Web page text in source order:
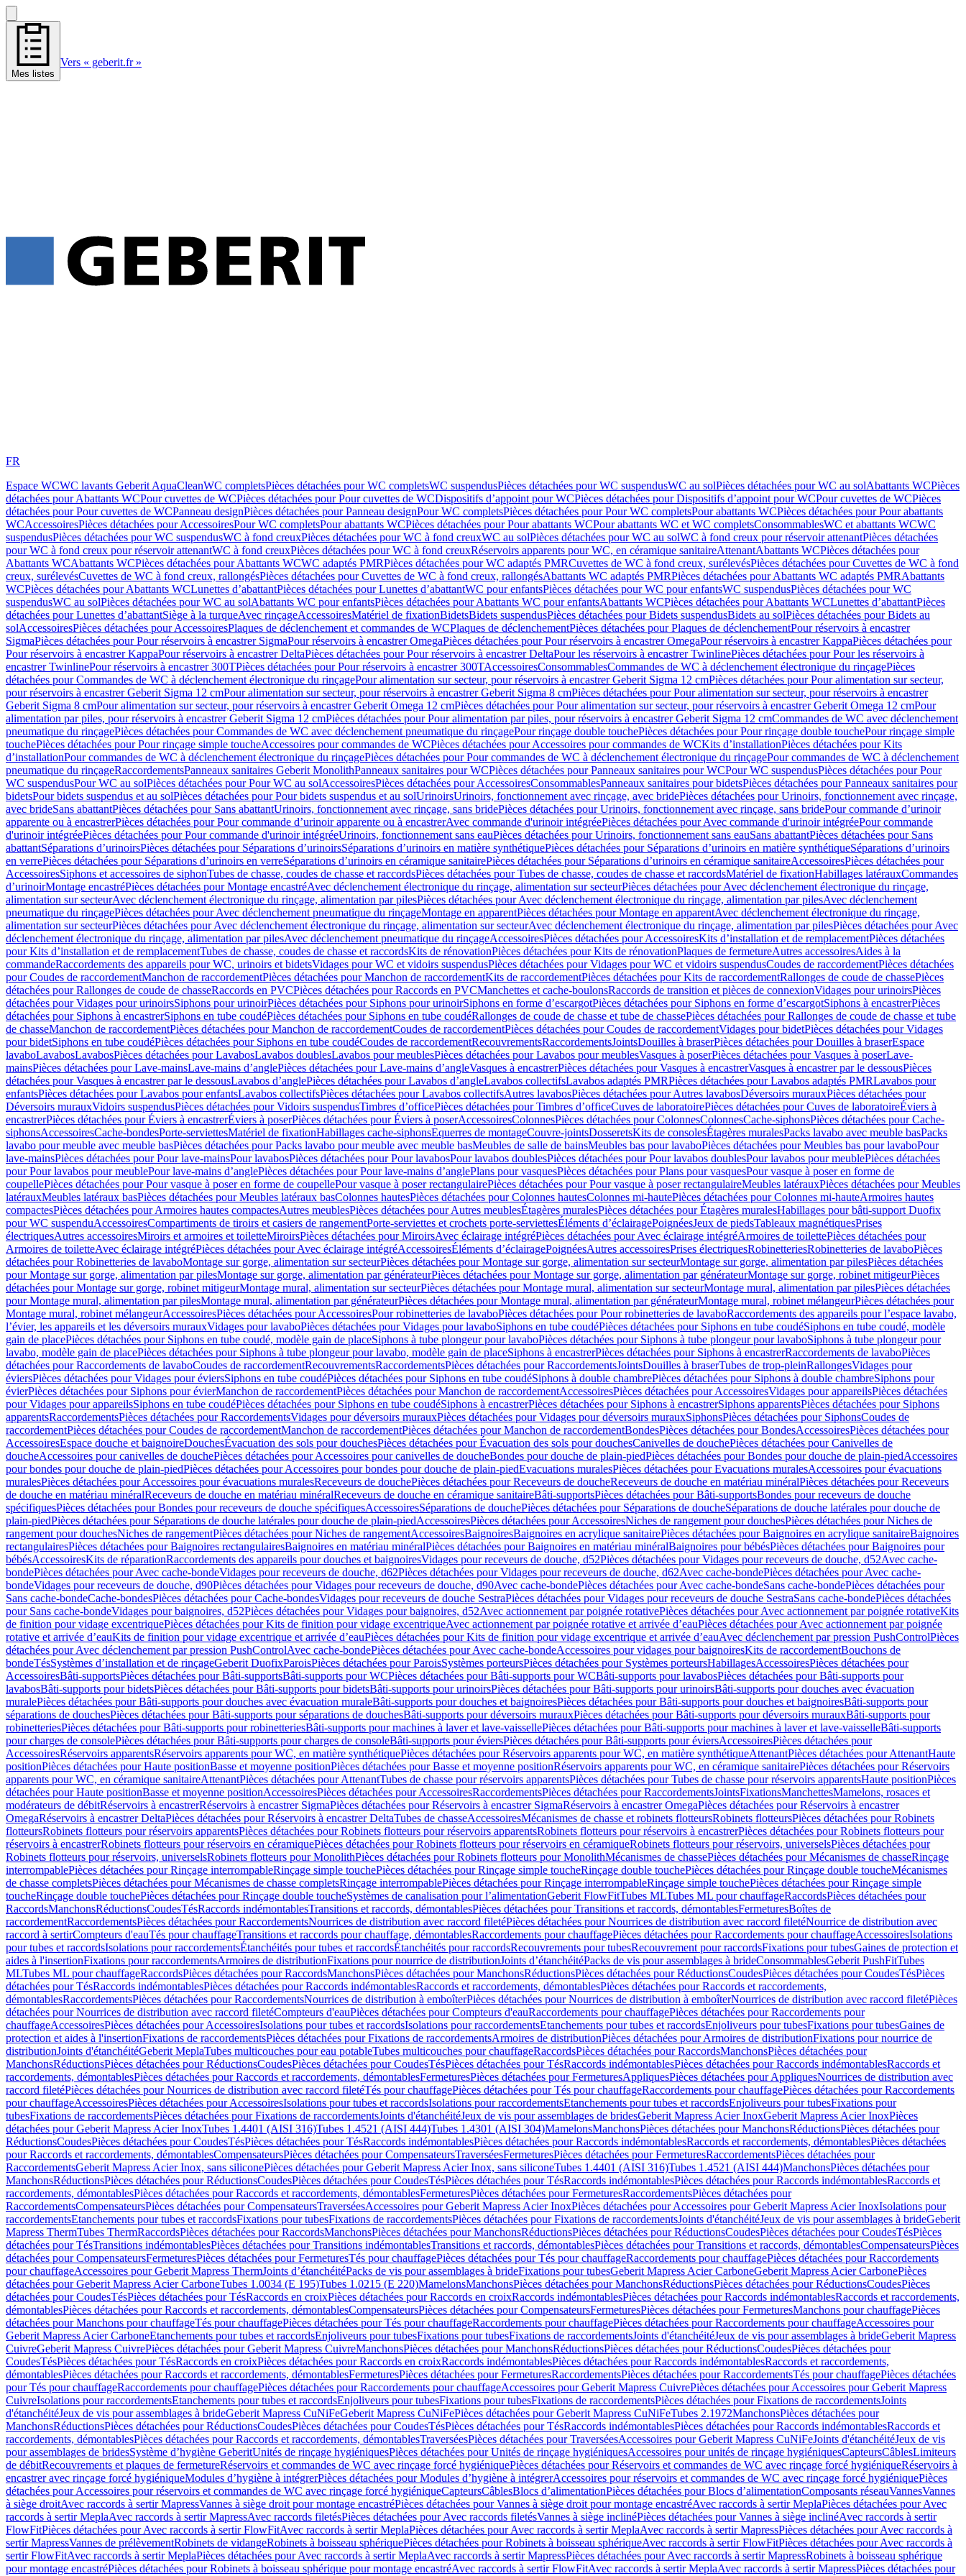
Mes listes
Vers « geberit.fr »
FR
Espace WCWC lavants Geberit AquaCleanWC completsPièces détachées pour WC completsWC suspendusPièces détachées pour WC suspendusWC au solPièces détachées pour WC au solAbattants WCPièces
détachées pour Abattants WCPour cuvettes de WCPièces détachées pour Pour cuvettes de WCDispositifs d’appoint pour WCPièces détachées pour Dispositifs d’appoint pour WCPour cuvettes de WCPièces
détachées pour Pour cuvettes de WCPanneau designPièces détachées pour Panneau designPour WC completsPièces détachées pour Pour WC completsPour abattants WCPièces détachées pour Pour abattants
WCAccessoiresPièces détachées pour AccessoiresPour WC completsPour abattants WCPièces détachées pour Pour abattants WCPour abattants WC et WC completsConsommablesWC et abattants WCWC
suspendusPièces détachées pour WC suspendusWC à fond creuxPièces détachées pour WC à fond creuxWC au solPièces détachées pour WC au solWC à fond creux pour réservoir attenantPièces détachées
pour WC à fond creux pour réservoir attenantWC à fond creuxPièces détachées pour WC à fond creuxRéservoirs apparents pour WC, en céramique sanitaireAttenantAbattants WCPièces détachées pour
Abattants WCAbattants WCPièces détachées pour Abattants WCWC adaptés PMRPièces détachées pour WC adaptés PMRCuvettes de WC à fond creux, surélevésPièces détachées pour Cuvettes de WC à fond
creux, surélevésCuvettes de WC à fond creux, rallongésPièces détachées pour Cuvettes de WC à fond creux, rallongésAbattants WC adaptés PMRPièces détachées pour Abattants WC adaptés PMRAbattants
WCPièces détachées pour Abattants WCLunettes d’abattantPièces détachées pour Lunettes d’abattantWC pour enfantsPièces détachées pour WC pour enfantsWC suspendusPièces détachées pour WC
suspendusWC au solPièces détachées pour WC au solAbattants WC pour enfantsPièces détachées pour Abattants WC pour enfantsAbattants WCPièces détachées pour Abattants WCLunettes d’abattantPièces
détachées pour Lunettes d’abattantSiège à la turqueAvec rinçageAccessoiresMatériel de fixationBidetsBidets suspendusPièces détachées pour Bidets suspendusBidets au solPièces détachées pour Bidets au
solAccessoiresPièces détachées pour AccessoiresPlaques de déclenchement et commandes de WCPlaques de déclenchementPièces détachées pour Plaques de déclenchementPour réservoirs à encastrer
SigmaPièces détachées pour Pour réservoirs à encastrer SigmaPour réservoirs à encastrer OmegaPièces détachées pour Pour réservoirs à encastrer OmegaPour réservoirs à encastrer KappaPièces détachées pour
Pour réservoirs à encastrer KappaPour réservoirs à encastrer DeltaPièces détachées pour Pour réservoirs à encastrer DeltaPour les réservoirs à encastrer TwinlinePièces détachées pour Pour les réservoirs à
encastrer TwinlinePour réservoirs à encastrer 300TPièces détachées pour Pour réservoirs à encastrer 300TAccessoiresConsommablesCommandes de WC à déclenchement électronique du rinçagePièces
détachées pour Commandes de WC à déclenchement électronique du rinçagePour alimentation sur secteur, pour réservoirs à encastrer Geberit Sigma 12 cmPièces détachées pour Pour alimentation sur secteur,
pour réservoirs à encastrer Geberit Sigma 12 cmPour alimentation sur secteur, pour réservoirs à encastrer Geberit Sigma 8 cmPièces détachées pour Pour alimentation sur secteur, pour réservoirs à encastrer
Geberit Sigma 8 cmPour alimentation sur secteur, pour réservoirs à encastrer Geberit Omega 12 cmPièces détachées pour Pour alimentation sur secteur, pour réservoirs à encastrer Geberit Omega 12 cmPour
alimentation par piles, pour réservoirs à encastrer Geberit Sigma 12 cmPièces détachées pour Pour alimentation par piles, pour réservoirs à encastrer Geberit Sigma 12 cmCommandes de WC avec déclenchement
pneumatique du rinçagePièces détachées pour Commandes de WC avec déclenchement pneumatique du rinçagePour rinçage double touchePièces détachées pour Pour rinçage double touchePour rinçage simple
touchePièces détachées pour Pour rinçage simple toucheAccessoires pour commandes de WCPièces détachées pour Accessoires pour commandes de WCKits d’installationPièces détachées pour Kits
d’installationPour commandes de WC à déclenchement électronique du rinçagePièces détachées pour Pour commandes de WC à déclenchement électronique du rinçagePour commandes de WC à déclenchement
pneumatique du rinçageRaccordementsPanneaux sanitaires Geberit MonolithPanneaux sanitaires pour WCPièces détachées pour Panneaux sanitaires pour WCPour WC suspendusPièces détachées pour Pour
WC suspendusPour WC au solPièces détachées pour Pour WC au solAccessoiresPièces détachées pour AccessoiresConsommablesPanneaux sanitaires pour bidetsPièces détachées pour Panneaux sanitaires pour
bidetsPour bidets suspendus et au solPièces détachées pour Pour bidets suspendus et au solUrinoirsUrinoirs, fonctionnement avec rinçage, avec bridePièces détachées pour Urinoirs, fonctionnement avec rinçage,
avec brideSans abattantPièces détachées pour Sans abattantUrinoirs, fonctionnement avec rinçage, sans bridePièces détachées pour Urinoirs, fonctionnement avec rinçage, sans bridePour commande d’urinoir
apparente ou à encastrerPièces détachées pour Pour commande d’urinoir apparente ou à encastrerAvec commande d'urinoir intégréePièces détachées pour Avec commande d'urinoir intégréePour commande
d'urinoir intégréePièces détachées pour Pour commande d'urinoir intégréeUrinoirs, fonctionnement sans eauPièces détachées pour Urinoirs, fonctionnement sans eauSans abattantPièces détachées pour Sans
abattantSéparations d’urinoirsPièces détachées pour Séparations d’urinoirsSéparations d’urinoirs en matière synthétiquePièces détachées pour Séparations d’urinoirs en matière synthétiqueSéparations d’urinoirs
en verrePièces détachées pour Séparations d’urinoirs en verreSéparations d’urinoirs en céramique sanitairePièces détachées pour Séparations d’urinoirs en céramique sanitaireAccessoiresPièces détachées pour
AccessoiresSiphons et accessoires de siphonTubes de chasse, coudes de chasse et raccordsPièces détachées pour Tubes de chasse, coudes de chasse et raccordsMatériel de fixationHabillages latérauxCommandes
dʼurinoirMontage encastréPièces détachées pour Montage encastréAvec déclenchement électronique du rinçage, alimentation sur secteurPièces détachées pour Avec déclenchement électronique du rinçage,
alimentation sur secteurAvec déclenchement électronique du rinçage, alimentation par pilesPièces détachées pour Avec déclenchement électronique du rinçage, alimentation par pilesAvec déclenchement
pneumatique du rinçagePièces détachées pour Avec déclenchement pneumatique du rinçageMontage en apparentPièces détachées pour Montage en apparentAvec déclenchement électronique du rinçage,
alimentation sur secteurPièces détachées pour Avec déclenchement électronique du rinçage, alimentation sur secteurAvec déclenchement électronique du rinçage, alimentation par pilesPièces détachées pour Avec
déclenchement électronique du rinçage, alimentation par pilesAvec déclenchement pneumatique du rinçageAccessoiresPièces détachées pour AccessoiresKits d’installation et de remplacementPièces détachées
pour Kits d’installation et de remplacementTubes de chasse, coudes de chasse et raccordsKits de rénovationPièces détachées pour Kits de rénovationPlaques de fermetureAutres accessoiresAides à la
commandeRaccordements des appareils pour WC, urinoirs et bidetsVidages pour WC et vidoirs suspendusPièces détachées pour Vidages pour WC et vidoirs suspendusCoudes de raccordementPièces détachées
pour Coudes de raccordementManchon de raccordementPièces détachées pour Manchon de raccordementKits de raccordementPièces détachées pour Kits de raccordementRallonges de coude de chassePièces
détachées pour Rallonges de coude de chasseRaccords en PVCPièces détachées pour Raccords en PVCManchettes et cache-boulonsRaccords de transition et pièces de connexionVidages pour urinoirsPièces
détachées pour Vidages pour urinoirsSiphons pour urinoirPièces détachées pour Siphons pour urinoirSiphons en forme d’escargotPièces détachées pour Siphons en forme d’escargotSiphons à encastrerPièces
détachées pour Siphons à encastrerSiphons en tube coudéPièces détachées pour Siphons en tube coudéRallonges de coude de chasse et tube de chassePièces détachées pour Rallonges de coude de chasse et tube
de chasseManchon de raccordementPièces détachées pour Manchon de raccordementCoudes de raccordementPièces détachées pour Coudes de raccordementVidages pour bidetPièces détachées pour Vidages
pour bidetSiphons en tube coudéPièces détachées pour Siphons en tube coudéCoudes de raccordementRecouvrementsRaccordementsJointsDouilles à braserPièces détachées pour Douilles à braserEspace
lavaboLavabosLavabosPièces détachées pour LavabosLavabos doublesLavabos pour meublesPièces détachées pour Lavabos pour meublesVasques à poserPièces détachées pour Vasques à poserLave-
mainsPièces détachées pour Lave-mainsLave-mains d’anglePièces détachées pour Lave-mains d’angleVasques à encastrerPièces détachées pour Vasques à encastrerVasques à encastrer par le dessousPièces
détachées pour Vasques à encastrer par le dessousLavabos d’anglePièces détachées pour Lavabos d’angleLavabos collectifsLavabos adaptés PMRPièces détachées pour Lavabos adaptés PMRLavabos pour
enfantsPièces détachées pour Lavabos pour enfantsLavabos collectifsPièces détachées pour Lavabos collectifsAutres lavabosPièces détachées pour Autres lavabosDéversoirs murauxPièces détachées pour
Déversoirs murauxVidoirs suspendusPièces détachées pour Vidoirs suspendusTimbres dʼofficePièces détachées pour Timbres dʼofficeCuves de laboratoirePièces détachées pour Cuves de laboratoireÉviers à
encastrerPièces détachées pour Éviers à encastrerÉviers à poserPièces détachées pour Éviers à poserAccessoiresColonnesPièces détachées pour ColonnesColonnesCache-siphonsPièces détachées pour Cache-
siphonsAccessoiresCache-bondesPorte-serviettesMatériel de fixationHabillages cache-siphonsEquerres de montageCouvre-jointsDosseretsKits de consolesÉtagères muralesPacks lavabo avec meuble basPacks
lavabo pour meuble avec meuble basPièces détachées pour Packs lavabo pour meuble avec meuble basMeubles de salle de bainsMeubles bas pour lavaboPièces détachées pour Meubles bas pour lavaboPour
lave-mainsPièces détachées pour Pour lave-mainsPour lavabosPièces détachées pour Pour lavabosPour lavabos doublesPièces détachées pour Pour lavabos doublesPour lavabos pour meublePièces détachées
pour Pour lavabos pour meublePour lave-mains d’anglePièces détachées pour Pour lave-mains d’anglePlans pour vasquesPièces détachées pour Plans pour vasquesPour vasque à poser en forme de
coupellePièces détachées pour Pour vasque à poser en forme de coupellePour vasque à poser rectangulairePièces détachées pour Pour vasque à poser rectangulaireMeubles latérauxPièces détachées pour Meubles
latérauxMeubles latéraux basPièces détachées pour Meubles latéraux basColonnes hautesPièces détachées pour Colonnes hautesColonnes mi-hautePièces détachées pour Colonnes mi-hauteArmoires hautes
compactesPièces détachées pour Armoires hautes compactesAutres meublesPièces détachées pour Autres meublesÉtagères muralesPièces détachées pour Étagères muralesHabillages pour bâti-support Duofix
pour WC suspenduAccessoiresCompartiments de tiroirs et casiers de rangementPorte-serviettes et crochets porte-serviettesÉléments d’éclairagePoignéesJeux de piedsTableaux magnétiquesPrises
électriquesAutres accessoiresMiroirs et armoires et toiletteMiroirsPièces détachées pour MiroirsAvec éclairage intégréPièces détachées pour Avec éclairage intégréArmoires de toilettePièces détachées pour
Armoires de toiletteAvec éclairage intégréPièces détachées pour Avec éclairage intégréAccessoiresÉléments d’éclairagePoignéesAutres accessoiresPrises électriquesRobinetteriesRobinetteries de lavaboPièces
détachées pour Robinetteries de lavaboMontage sur gorge, alimentation sur secteurPièces détachées pour Montage sur gorge, alimentation sur secteurMontage sur gorge, alimentation par pilesPièces détachées
pour Montage sur gorge, alimentation par pilesMontage sur gorge, alimentation par générateurPièces détachées pour Montage sur gorge, alimentation par générateurMontage sur gorge, robinet mitigeurPièces
détachées pour Montage sur gorge, robinet mitigeurMontage mural, alimentation sur secteurPièces détachées pour Montage mural, alimentation sur secteurMontage mural, alimentation par pilesPièces détachées
pour Montage mural, alimentation par pilesMontage mural, alimentation par générateurPièces détachées pour Montage mural, alimentation par générateurMontage mural, robinet mélangeurPièces détachées pour
Montage mural, robinet mélangeurAccessoiresPièces détachées pour AccessoiresPour robinetteries de lavaboPièces détachées pour Pour robinetteries de lavaboRaccordements des appareils pour l’espace lavabo,
l’évier, les appareils et les déversoirs murauxVidages pour lavaboPièces détachées pour Vidages pour lavaboSiphons en tube coudéPièces détachées pour Siphons en tube coudéSiphons en tube coudé, modèle
gain de placePièces détachées pour Siphons en tube coudé, modèle gain de placeSiphons à tube plongeur pour lavaboPièces détachées pour Siphons à tube plongeur pour lavaboSiphons à tube plongeur pour
lavabo, modèle gain de placePièces détachées pour Siphons à tube plongeur pour lavabo, modèle gain de placeSiphons à encastrerPièces détachées pour Siphons à encastrerRaccordements de lavaboPièces
détachées pour Raccordements de lavaboCoudes de raccordementRecouvrementsRaccordementsPièces détachées pour RaccordementsJointsDouilles à braserTubes de trop-pleinRallongesVidages pour
éviersPièces détachées pour Vidages pour éviersSiphons en tube coudéPièces détachées pour Siphons en tube coudéSiphons à double chambrePièces détachées pour Siphons à double chambreSiphons pour
évierPièces détachées pour Siphons pour évierManchon de raccordementPièces détachées pour Manchon de raccordementAccessoiresPièces détachées pour AccessoiresVidages pour appareilsPièces détachées
pour Vidages pour appareilsSiphons en tube coudéPièces détachées pour Siphons en tube coudéSiphons à encastrerPièces détachées pour Siphons à encastrerSiphons apparentsPièces détachées pour Siphons
apparentsRaccordementsPièces détachées pour RaccordementsVidages pour déversoirs murauxPièces détachées pour Vidages pour déversoirs murauxSiphonsPièces détachées pour SiphonsCoudes de
raccordementPièces détachées pour Coudes de raccordementManchon de raccordementPièces détachées pour Manchon de raccordementBondesPièces détachées pour BondesAccessoiresPièces détachées pour
AccessoiresEspace douche et baignoireDouchesÉvacuation des sols pour douchesPièces détachées pour Évacuation des sols pour douchesCanivelles de douchePièces détachées pour Canivelles de
doucheAccessoires pour canivelles de douchePièces détachées pour Accessoires pour canivelles de doucheBondes pour douche de plain-piedPièces détachées pour Bondes pour douche de plain-piedAccessoires
pour bondes pour douche de plain-piedPièces détachées pour Accessoires pour bondes pour douche de plain-piedEvacuations muralesPièces détachées pour Evacuations muralesAccessoires pour évacuations
muralesPièces détachées pour Accessoires pour évacuations muralesReceveurs de douchePièces détachées pour Receveurs de doucheReceveurs de douche en matériau minéralPièces détachées pour Receveurs
de douche en matériau minéralReceveurs de douche en matériau minéralReceveurs de douche en céramique sanitaireBâti-supportsPièces détachées pour Bâti-supportsBondes pour receveurs de douche
spécifiquesPièces détachées pour Bondes pour receveurs de douche spécifiquesAccessoiresSéparations de douchePièces détachées pour Séparations de doucheSéparations de douche latérales pour douche de
plain-piedPièces détachées pour Séparations de douche latérales pour douche de plain-piedAccessoiresPièces détachées pour AccessoiresNiches de rangement pour douchesPièces détachées pour Niches de
rangement pour douchesNiches de rangementPièces détachées pour Niches de rangementAccessoiresBaignoiresBaignoires en acrylique sanitairePièces détachées pour Baignoires en acrylique sanitaireBaignoires
rectangulairesPièces détachées pour Baignoires rectangulairesBaignoires en matériau minéralPièces détachées pour Baignoires en matériau minéralBaignoires pour bébésPièces détachées pour Baignoires pour
bébésAccessoiresKits de réparationRaccordements des appareils pour douches et baignoiresVidages pour receveurs de douche, d52Pièces détachées pour Vidages pour receveurs de douche, d52Avec cache-
bondePièces détachées pour Avec cache-bondeVidages pour receveurs de douche, d62Pièces détachées pour Vidages pour receveurs de douche, d62Avec cache-bondePièces détachées pour Avec cache-
bondeVidages pour receveurs de douche, d90Pièces détachées pour Vidages pour receveurs de douche, d90Avec cache-bondePièces détachées pour Avec cache-bondeSans cache-bondePièces détachées pour
Sans cache-bondeCache-bondesPièces détachées pour Cache-bondesVidages pour receveurs de douche SestraPièces détachées pour Vidages pour receveurs de douche SestraSans cache-bondePièces détachées
pour Sans cache-bondeVidages pour baignoires, d52Pièces détachées pour Vidages pour baignoires, d52Avec actionnement par poignée rotativePièces détachées pour Avec actionnement par poignée rotativeKits
de finition pour vidage excentriquePièces détachées pour Kits de finition pour vidage excentriqueAvec actionnement par poignée rotative et arrivée d’eauPièces détachées pour Avec actionnement par poignée
rotative et arrivée d’eauKits de finition pour vidage excentrique et arrivée d’eauPièces détachées pour Kits de finition pour vidage excentrique et arrivée d’eauAvec déclenchement par pression PushControlPièces
détachées pour Avec déclenchement par pression PushControlAvec cache-bondePièces détachées pour Avec cache-bondeAccessoires pour vidages pour baignoiresKits de raccordementBouchons de
bondeTésSystèmes d’installation et de rinçageGeberit DuofixParoisPièces détachées pour ParoisSystèmes porteursPièces détachées pour Systèmes porteursHabillagesAccessoiresPièces détachées pour
AccessoiresBâti-supportsPièces détachées pour Bâti-supportsBâti-supports pour WCPièces détachées pour Bâti-supports pour WCBâti-supports pour lavabosPièces détachées pour Bâti-supports pour
lavabosBâti-supports pour bidetsPièces détachées pour Bâti-supports pour bidetsBâti-supports pour urinoirsPièces détachées pour Bâti-supports pour urinoirsBâti-supports pour douches avec évacuation
muralePièces détachées pour Bâti-supports pour douches avec évacuation muraleBâti-supports pour douches et baignoiresPièces détachées pour Bâti-supports pour douches et baignoiresBâti-supports pour
séparations de douchesPièces détachées pour Bâti-supports pour séparations de douchesBâti-supports pour déversoirs murauxPièces détachées pour Bâti-supports pour déversoirs murauxBâti-supports pour
robinetteriesPièces détachées pour Bâti-supports pour robinetteriesBâti-supports pour machines à laver et lave-vaissellePièces détachées pour Bâti-supports pour machines à laver et lave-vaisselleBâti-supports
pour charges de consolePièces détachées pour Bâti-supports pour charges de consoleBâti-supports pour éviersPièces détachées pour Bâti-supports pour éviersAccessoiresPièces détachées pour
AccessoiresRéservoirs apparentsRéservoirs apparents pour WC, en matière synthétiquePièces détachées pour Réservoirs apparents pour WC, en matière synthétiqueAttenantPièces détachées pour AttenantHaute
positionPièces détachées pour Haute positionBasse et moyenne positionPièces détachées pour Basse et moyenne positionRéservoirs apparents pour WC, en céramique sanitairePièces détachées pour Réservoirs
apparents pour WC, en céramique sanitaireAttenantPièces détachées pour AttenantTubes de chasse pour réservoirs apparentsPièces détachées pour Tubes de chasse pour réservoirs apparentsHaute positionPièces
détachées pour Haute positionBasse et moyenne positionAccessoiresPièces détachées pour AccessoiresRaccordementsPièces détachées pour RaccordementsJointsFixationsManchettesMamelons, rosaces et
modérateurs de débitRéservoirs à encastrerRéservoirs à encastrer SigmaPièces détachées pour Réservoirs à encastrer SigmaRéservoirs à encastrer OmegaPièces détachées pour Réservoirs à encastrer
OmegaRéservoirs à encastrer DeltaPièces détachées pour Réservoirs à encastrer DeltaTubes de chasseAccessoiresMécanismes de chasse et robinets flotteursRobinets flotteursPièces détachées pour Robinets
flotteursRobinets flotteurs pour réservoirs apparentsPièces détachées pour Robinets flotteurs pour réservoirs apparentsRobinets flotteurs pour réservoirs à encastrerPièces détachées pour Robinets flotteurs pour
réservoirs à encastrerRobinets flotteurs pour réservoirs en céramiquePièces détachées pour Robinets flotteurs pour réservoirs en céramiqueRobinets flotteurs pour réservoirs, universelsPièces détachées pour
Robinets flotteurs pour réservoirs, universelsRobinets flotteurs pour MonolithPièces détachées pour Robinets flotteurs pour MonolithMécanismes de chassePièces détachées pour Mécanismes de chasseRinçage
interrompablePièces détachées pour Rinçage interrompableRinçage simple touchePièces détachées pour Rinçage simple toucheRinçage double touchePièces détachées pour Rinçage double toucheMécanismes
de chasse completsPièces détachées pour Mécanismes de chasse completsRinçage interrompablePièces détachées pour Rinçage interrompableRinçage simple touchePièces détachées pour Rinçage simple
toucheRinçage double touchePièces détachées pour Rinçage double toucheSystèmes de canalisation pour l’alimentationGeberit FlowFitTubes MLTubes ML pour chauffageRaccordsPièces détachées pour
RaccordsManchonsRéductionsCoudesTésRaccords indémontablesTransitions et raccords, démontablesPièces détachées pour Transitions et raccords, démontablesFermeturesBoîtes de
raccordementRaccordementsPièces détachées pour RaccordementsNourrices de distribution avec raccord filetéPièces détachées pour Nourrices de distribution avec raccord filetéNourrice de distribution avec
raccord à sertirCompteurs d'eauTés pour chauffageTransitions et raccords pour chauffage, démontablesRaccordements pour chauffagePièces détachées pour Raccordements pour chauffageAccessoiresIsolations
pour tubes et raccordsIsolations pour raccordementsÉtanchéités pour tubes et raccordsÉtanchéités pour raccordsRecouvrements pour tubesRecouvrement pour raccordsFixations pour tubesGaines de protection et
aides à l'insertionFixations pour raccordementsArmoires de distributionFixations pour nourrice de distributionJoints d’étanchéitéPacks de vis pour assemblages à brideConsommablesGeberit PushFitTubes
MLTubes ML pour chauffageRaccordsPièces détachées pour RaccordsManchonsPièces détachées pour ManchonsRéductionsPièces détachées pour RéductionsCoudesPièces détachées pour CoudesTésPièces
détachées pour TésRaccords indémontablesPièces détachées pour Raccords indémontablesRaccords et raccordements, démontablesPièces détachées pour Raccords et raccordements,
démontablesRaccordementsPièces détachées pour RaccordementsNourrices de distribution à emboîterPièces détachées pour Nourrices de distribution à emboîterNourrices de distribution avec raccord filetéPièces
détachées pour Nourrices de distribution avec raccord filetéCompteurs d'eauPièces détachées pour Compteurs d'eauRaccordements pour chauffagePièces détachées pour Raccordements pour
chauffageAccessoiresPièces détachées pour AccessoiresIsolations pour tubes et raccordsIsolations pour raccordementsEtanchements pour tubes et raccordsEnjoliveurs pour tubesFixations pour tubesGaines de
protection et aides à l'insertionFixations de raccordementsPièces détachées pour Fixations de raccordementsArmoires de distributionPièces détachées pour Armoires de distributionFixations pour nourrice de
distributionJoints d'étanchéitéGeberit MeplaTubes multicouches pour eau potableTubes multicouches pour chauffageRaccordsPièces détachées pour RaccordsManchonsPièces détachées pour
ManchonsRéductionsPièces détachées pour RéductionsCoudesPièces détachées pour CoudesTésPièces détachées pour TésRaccords indémontablesPièces détachées pour Raccords indémontablesRaccords et
raccordements, démontablesPièces détachées pour Raccords et raccordements, démontablesFermeturesPièces détachées pour FermeturesAppliquesPièces détachées pour AppliquesNourrices de distribution avec
raccord filetéPièces détachées pour Nourrices de distribution avec raccord filetéTés pour chauffagePièces détachées pour Tés pour chauffageRaccordements pour chauffagePièces détachées pour Raccordements
pour chauffageAccessoiresPièces détachées pour AccessoiresIsolations pour tubes et raccordsIsolations pour raccordementsEtanchements pour tubes et raccordsEnjoliveurs pour tubesFixations pour
tubesFixations de raccordementsPièces détachées pour Fixations de raccordementsJoints d'étanchéitéJeux de vis pour assemblages de bridesGeberit Mapress Acier InoxGeberit Mapress Acier InoxPièces
détachées pour Geberit Mapress Acier InoxTubes 1.4401 (AISI 316)Tubes 1.4521 (AISI 444)Tubes 1.4301 (AISI 304)MamelonsManchonsPièces détachées pour ManchonsRéductionsPièces détachées pour
RéductionsCoudesPièces détachées pour CoudesTésPièces détachées pour TésRaccords indémontablesPièces détachées pour Raccords indémontablesRaccords et raccordements, démontablesPièces détachées
pour Raccords et raccordements, démontablesCompensateursPièces détachées pour CompensateursTraverséesFermeturesPièces détachées pour FermeturesRaccordementsPièces détachées pour
RaccordementsGeberit Mapress Acier Inox, sans siliconePièces détachées pour Geberit Mapress Acier Inox, sans siliconeTubes 1.4401 (AISI 316)Tubes 1.4521 (AISI 444)ManchonsPièces détachées pour
ManchonsRéductionsPièces détachées pour RéductionsCoudesPièces détachées pour CoudesTésPièces détachées pour TésRaccords indémontablesPièces détachées pour Raccords indémontablesRaccords et
raccordements, démontablesPièces détachées pour Raccords et raccordements, démontablesFermeturesPièces détachées pour FermeturesRaccordementsPièces détachées pour
RaccordementsCompensateursPièces détachées pour CompensateursTraverséesAccessoires pour Geberit Mapress Acier InoxPièces détachées pour Accessoires pour Geberit Mapress Acier InoxIsolations pour
raccordementsEtanchements pour tubes et raccordsFixations pour tubesFixations de raccordementsPièces détachées pour Fixations de raccordementsJoints d'étanchéitéJeux de vis pour assemblages à brideGeberit
Mapress ThermTubes ThermRaccordsPièces détachées pour RaccordsManchonsPièces détachées pour ManchonsRéductionsPièces détachées pour RéductionsCoudesPièces détachées pour CoudesTésPièces
détachées pour TésTransitions indémontablesPièces détachées pour Transitions indémontablesTransitions et raccords, démontablesPièces détachées pour Transitions et raccords, démontablesCompensateursPièces
détachées pour CompensateursFermeturesPièces détachées pour FermeturesTés pour chauffagePièces détachées pour Tés pour chauffageRaccordements pour chauffagePièces détachées pour Raccordements
pour chauffageAccessoires pour Geberit Mapress ThermJoints d’étanchéitéPacks de vis pour assemblages à brideFixations pour tubesGeberit Mapress Acier CarboneGeberit Mapress Acier CarbonePièces
détachées pour Geberit Mapress Acier CarboneTubes 1.0034 (E 195)Tubes 1.0215 (E 220)MamelonsManchonsPièces détachées pour ManchonsRéductionsPièces détachées pour RéductionsCoudesPièces
détachées pour CoudesTésPièces détachées pour TésRaccords en croixPièces détachées pour Raccords en croixRaccords indémontablesPièces détachées pour Raccords indémontablesRaccords et raccordements,
démontablesPièces détachées pour Raccords et raccordements, démontablesCompensateursPièces détachées pour CompensateursFermeturesPièces détachées pour FermeturesManchons pour chauffagePièces
détachées pour Manchons pour chauffageTés pour chauffagePièces détachées pour Tés pour chauffageRaccordements pour chauffagePièces détachées pour Raccordements pour chauffageAccessoires pour
Geberit Mapress Acier CarboneEtanchements pour tubes et raccordsEnjoliveurs pour tubesFixations pour tubesFixations de raccordementsJoints d'étanchéitéJeux de vis pour assemblages à brideGeberit Mapress
CuivreGeberit Mapress CuivrePièces détachées pour Geberit Mapress CuivreManchonsPièces détachées pour ManchonsRéductionsPièces détachées pour RéductionsCoudesPièces détachées pour
CoudesTésPièces détachées pour TésRaccords en croixPièces détachées pour Raccords en croixRaccords indémontablesPièces détachées pour Raccords indémontablesRaccords et raccordements,
démontablesPièces détachées pour Raccords et raccordements, démontablesFermeturesPièces détachées pour FermeturesRaccordementsPièces détachées pour RaccordementsTés pour chauffagePièces détachées
pour Tés pour chauffageRaccordements pour chauffagePièces détachées pour Raccordements pour chauffageAccessoires pour Geberit Mapress CuivrePièces détachées pour Accessoires pour Geberit Mapress
CuivreIsolations pour raccordementsEtanchements pour tubes et raccordsEnjoliveurs pour tubesFixations pour tubesFixations de raccordementsPièces détachées pour Fixations de raccordementsJoints
d'étanchéitéJeux de vis pour assemblages à brideGeberit Mapress CuNiFeGeberit Mapress CuNiFePièces détachées pour Geberit Mapress CuNiFeTubes 2.1972ManchonsPièces détachées pour
ManchonsRéductionsPièces détachées pour RéductionsCoudesPièces détachées pour CoudesTésPièces détachées pour TésRaccords indémontablesPièces détachées pour Raccords indémontablesRaccords et
raccordements, démontablesPièces détachées pour Raccords et raccordements, démontablesTraverséesPièces détachées pour TraverséesAccessoires pour Geberit Mapress CuNiFeJoints d'étanchéitéJeux de vis
pour assemblages de bridesSystème d’hygiène GeberitUnités de rinçage hygiéniquesPièces détachées pour Unités de rinçage hygiéniquesAccessoires pour unités de rinçage hygiéniquesCapteursCâblesLimiteurs
de débitRecouvrements et plaques de fermetureRéservoirs et commandes de WC avec rinçage forcé hygiéniquePièces détachées pour Réservoirs et commandes de WC avec rinçage forcé hygiéniqueRéservoirs à
encastrer avec rinçage forcé hygiéniqueModules d’hygiène à intégrerPièces détachées pour Modules d’hygiène à intégrerAccessoires pour réservoirs et commandes de WC avec rinçage forcé hygiéniquePièces
détachées pour Accessoires pour réservoirs et commandes de WC avec rinçage forcé hygiéniqueCapteursCâblesBlocs d’alimentationPièces détachées pour Blocs d’alimentationComposants réseauVannesVannes
à siège droitAvec raccords à sertir MapressVannes à siège droit pour montage encastréPièces détachées pour Vannes à siège droit pour montage encastréAvec raccords à sertir MeplaPièces détachées pour Avec
raccords à sertir MeplaAvec raccords à sertir MapressAvec raccords filetésPièces détachées pour Avec raccords filetésVannes à siège inclinéPièces détachées pour Vannes à siège inclinéAvec raccords à sertir
FlowFitPièces détachées pour Avec raccords à sertir FlowFitAvec raccords à sertir MeplaPièces détachées pour Avec raccords à sertir MeplaAvec raccords à sertir MapressPièces détachées pour Avec raccords à
sertir MapressVannes de prélèvementRobinets de vidangeRobinets à boisseau sphériquePièces détachées pour Robinets à boisseau sphériqueAvec raccords à sertir FlowFitPièces détachées pour Avec raccords à
sertir FlowFitAvec raccords à sertir MeplaPièces détachées pour Avec raccords à sertir MeplaAvec raccords à sertir MapressPièces détachées pour Avec raccords à sertir MapressRobinets à boisseau sphérique
pour montage encastréPièces détachées pour Robinets à boisseau sphérique pour montage encastréAvec raccords à sertir FlowFitAvec raccords à sertir MeplaAvec raccords à sertir MapressPièces détachées pour